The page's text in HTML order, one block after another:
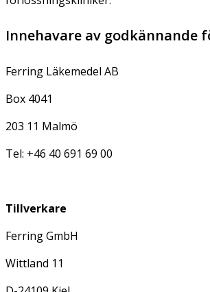
Innehavare av godkännande
Ferring Läkemedel AB
Box 4041
203 11 Malmö
Tel: +46 40 691 69 00
Tillverkare
Ferring GmbH
Wittland 11